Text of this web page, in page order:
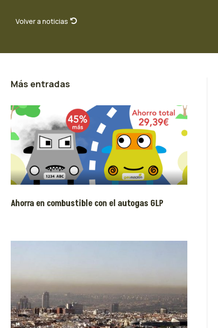
Volver a noticias
Más entradas
Ahorra en combustible con el autogas GLP